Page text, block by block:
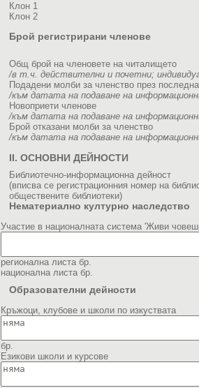
Клон 1
Клон 2
Брой регистрирани членове
Общ брой на членовете на читалището
/в т.ч. действителни и почетни;
Подадени молби за членство през
/към датата на подаване на
Новоприети членове
/към датата на подаване на
Брой отказани молби за членство
/към датата на подаване на
II. ОСНОВНИ ДЕЙНОСТИ
Библиотечно-информационна дейност
(вписва се регистрационния номер на
обществените библиотеки)
Нематериално културно наследство
Участие в националната система 'Живи
регионална листа бр.
национална листа бр.
Образователни дейности
Кръжоци, клубове и школи по изкуствата
бр.
Езикови школи и курсове